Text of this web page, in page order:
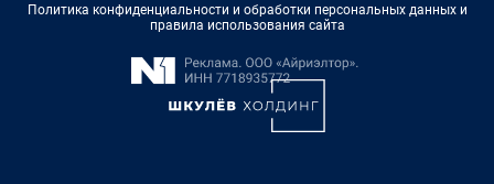
Политика конфиденциальности и обработки персональных данных и
правила использования сайта